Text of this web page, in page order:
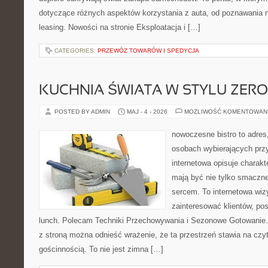
dotyczące różnych aspektów korzystania z auta, od poznawania
leasing. Nowości na stronie Eksploatacja i […]
CATEGORIES: PRZEWÓZ TOWARÓW I SPEDYCJA
KUCHNIA ŚWIATA W STYLU
POSTED BY ADMIN MAJ - 4 - 2026 MOŻLIWOŚĆ
nowoczesne bistro to
osobach wybierających
internetowa opisuje
mają być nie tylko
sercem. To internetowa
zainteresować klientów,
lunch. Polecam Techniki Przechowywania i Sezonowe
z stroną można odnieść wrażenie, że ta przestrzeń stawia na
gościnnością. To nie jest zimna […]